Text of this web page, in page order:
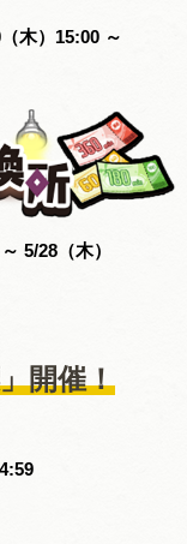
木）15:00 ～
5/28（木）
開催！